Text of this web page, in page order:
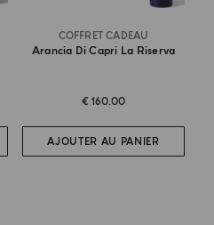
COFFRET CADEAU
Arancia Di Capri La Riserva
€ 160.00
AJOUTER AU PANIER